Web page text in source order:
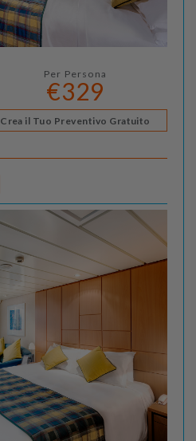
Per Persona
€329
Crea il Tuo Preventivo Gratuito